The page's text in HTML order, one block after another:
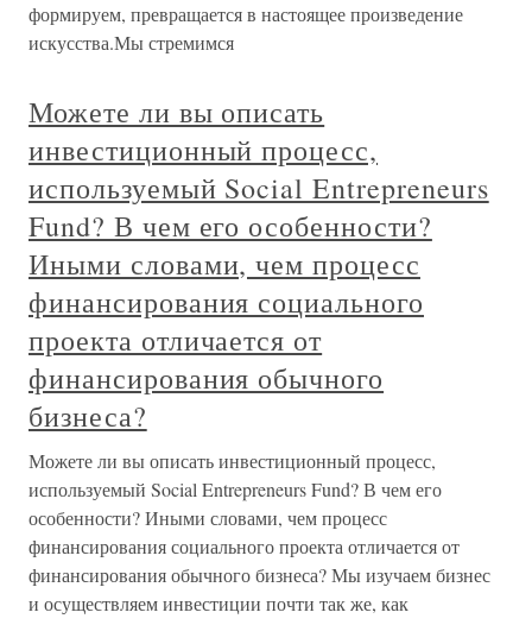
формируем, превращается в настоящее произведение
искусства.Мы стремимся
Можете ли вы описать
инвестиционный процесс,
используемый Social Entrepreneurs
Fund? В чем его особенности?
Иными словами, чем процесс
финансирования социального
проекта отличается от
финансирования обычного
бизнеса?
Можете ли вы описать инвестиционный процесс,
используемый Social Entrepreneurs Fund? В чем его
особенности? Иными словами, чем процесс
финансирования социального проекта отличается от
финансирования обычного бизнеса? Мы изучаем бизнес
и осуществляем инвестиции почти так же, как